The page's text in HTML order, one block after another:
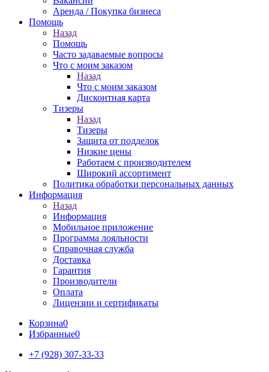
Аренда / Покупка бизнеса
Помощь
Назад
Помощь
Часто задаваемые вопросы
Что с моим заказом
Назад
Что с моим заказом
Дисконтная карта
Тизеры
Назад
Тизеры
Защита от подделок
Низкие цены
Работаем с производителем
Широкий ассортимент
Политика обработки персональных данных
Информация
Назад
Информация
Мобильное приложение
Программа лояльности
Справочная служба
Доставка
Гарантия
Производители
Оплата
Лицензии и сертификаты
Корзина0
Избранные0
+7 (928) 307-33-33